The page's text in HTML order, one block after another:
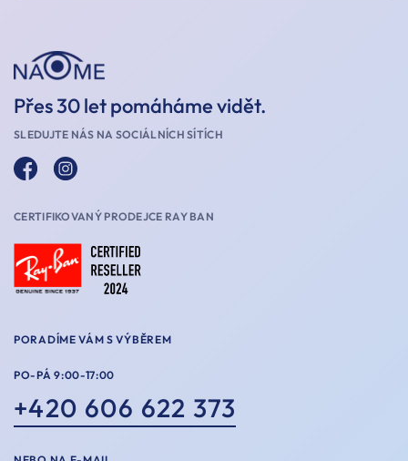
Přes 30 let pomáháme vidět.
SLEDUJTE NÁS NA SOCIÁLNÍCH SÍTÍCH
CERTIFIKOVANÝ PRODEJCE RAY BAN
PORADÍME VÁM S VÝBĚREM
PO-PÁ 9:00-17:00
+420 606 622 373